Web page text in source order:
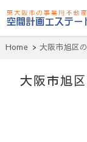
東大阪貸
庫・貸し
場・賃貸
所・空室
Home 大阪市旭区
大阪市旭